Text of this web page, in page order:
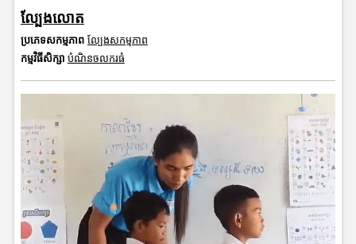
ល្បែងលោត
ប្រភេទសកម្មភាព ល្បែងសកម្មភាព
កម្មវិធីសិក្សា បំណិនចលករធំ